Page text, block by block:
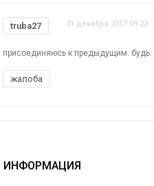
truba27 31 декабря 2017 09:23
присоединяюсь к предыдущим. будь.
жалоба
ИНФОРМАЦИЯ